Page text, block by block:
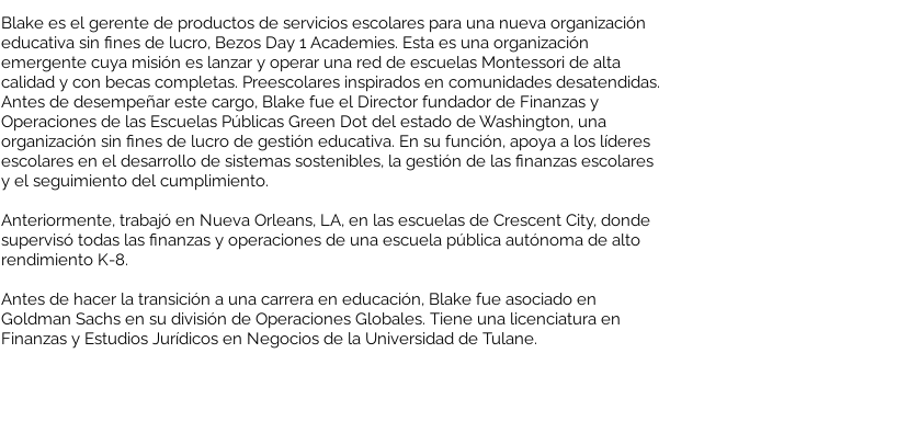
Blake es el gerente de productos de servicios escolares para una nueva organización
educativa sin fines de lucro, Bezos Day 1 Academies. Esta es una organización
emergente cuya misión es lanzar y operar una red de escuelas Montessori de alta
calidad y con becas completas. Preescolares inspirados en comunidades desatendidas.
Antes de desempeñar este cargo, Blake fue el Director fundador de Finanzas y
Operaciones de las Escuelas Públicas Green Dot del estado de Washington, una
organización sin fines de lucro de gestión educativa. En su función, apoya a los líderes
escolares en el desarrollo de sistemas sostenibles, la gestión de las finanzas escolares
y el seguimiento del cumplimiento.
Anteriormente, trabajó en Nueva Orleans, LA, en las escuelas de Crescent City, donde
supervisó todas las finanzas y operaciones de una escuela pública autónoma de alto
rendimiento K-8.
Antes de hacer la transición a una carrera en educación, Blake fue asociado en
Goldman Sachs en su división de Operaciones Globales. Tiene una licenciatura en
Finanzas y Estudios Jurídicos en Negocios de la Universidad de Tulane.